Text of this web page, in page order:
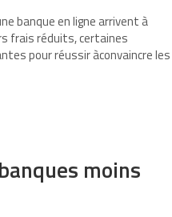
banque en ligne arrivent à
frais réduits, certaines
pour réussir àconvaincre les
moins